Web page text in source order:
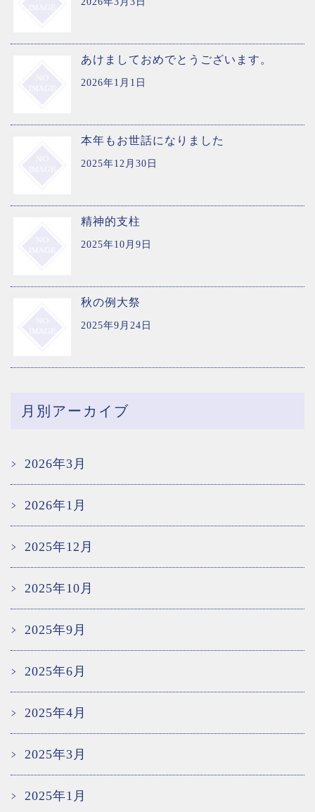
あけましておめでとうございます。
2026年1月1日
本年もお世話になりました
2025年12月30日
精神的支柱
2025年10月9日
秋の例大祭
2025年9月24日
月別アーカイブ
2026年3月
2026年1月
2025年12月
2025年10月
2025年9月
2025年6月
2025年4月
2025年3月
2025年1月